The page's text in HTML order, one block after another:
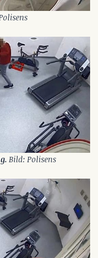
Bild: Polisens